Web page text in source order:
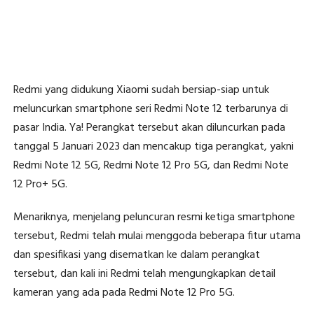
Redmi yang didukung Xiaomi sudah bersiap-siap untuk
meluncurkan smartphone seri Redmi Note 12 terbarunya di
pasar India. Ya! Perangkat tersebut akan diluncurkan pada
tanggal 5 Januari 2023 dan mencakup tiga perangkat, yakni
Redmi Note 12 5G, Redmi Note 12 Pro 5G, dan Redmi Note
12 Pro+ 5G.
Menariknya, menjelang peluncuran resmi ketiga smartphone
tersebut, Redmi telah mulai menggoda beberapa fitur utama
dan spesifikasi yang disematkan ke dalam perangkat
tersebut, dan kali ini Redmi telah mengungkapkan detail
kameran yang ada pada Redmi Note 12 Pro 5G.